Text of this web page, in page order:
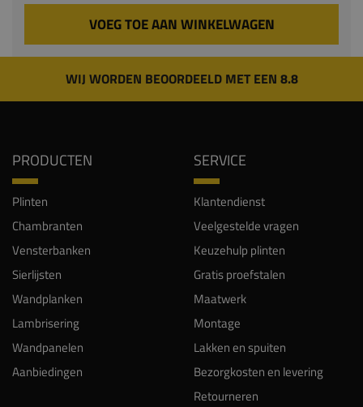
VOEG TOE AAN WINKELWAGEN
WIJ WORDEN BEOORDEELD MET EEN 8.8
PRODUCTEN
Plinten
Chambranten
Vensterbanken
Sierlijsten
Wandplanken
Lambrisering
Wandpanelen
Aanbiedingen
SERVICE
Klantendienst
Veelgestelde vragen
Keuzehulp plinten
Gratis proefstalen
Maatwerk
Montage
Lakken en spuiten
Bezorgkosten en levering
Retourneren